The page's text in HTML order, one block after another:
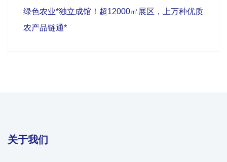
绿色农业*独立成馆！超12000㎡展区，上万种优质
农产品链通*
关于我们